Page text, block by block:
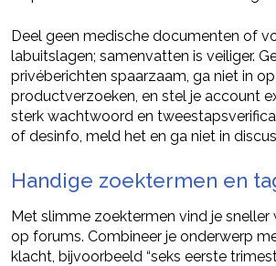
Deel geen medische documenten of
labuitslagen; samenvatten is veiliger.
privéberichten spaarzaam, ga niet in
productverzoeken, en stel je account
sterk wachtwoord en
of desinfo, meld het en ga niet in
Handige zoektermen en
Met slimme zoektermen vind je
op forums. Combineer je onderwerp
klacht, bijvoorbeeld “seks eerste